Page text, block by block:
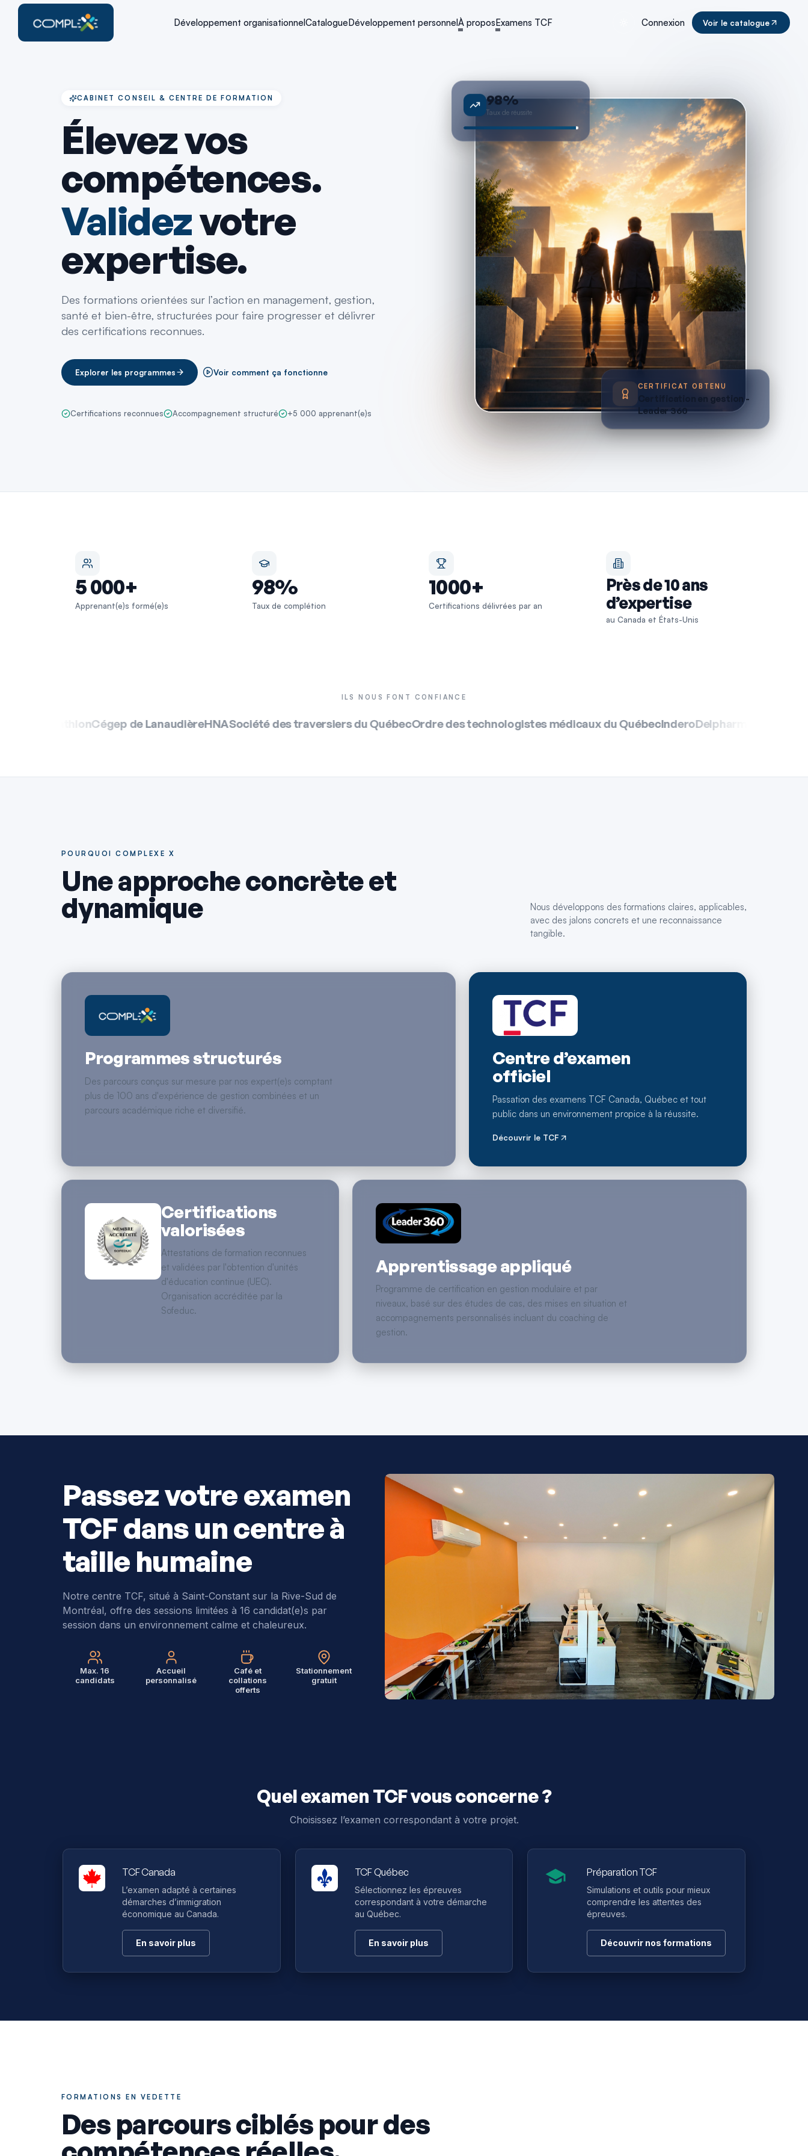
Développement organisationnelCatalogueDéveloppement personnelÀ proposExamens TCF Connexion Voir le catalogue
CABINET CONSEIL & CENTRE DE FORMATION
Élevez vos
compétences.
Validezvotre
expertise.
Des formations orientées sur l’action en management, gestion,
santé et bien-être, structurées pour faire progresser et délivrer
des certifications reconnues.
Explorer les programmes Voir comment ça fonctionne
Certifications reconnues Accompagnement structuré +5 000 apprenant(e)s
98%
Taux de réussite
CERTIFICAT OBTENU
Certification en gestion -
Leader 360
5 000+
Apprenant(e)s formé(e)s
98%
Taux de complétion
1000+
Certifications délivrées par an
Près de 10 ans
d’expertise
au Canada et États-Unis
ILS NOUS FONT CONFIANCE
HNASociété des traversiers du QuébecOrdre des technologistes médicaux du QuébecInderoDelpharmCorflexCosiorHarnois Énergies
POURQUOI COMPLEXE X
Une approche concrète et
dynamique
Nous développons des formations claires, applicables,
avec des jalons concrets et une reconnaissance
tangible.
Programmes structurés
Des parcours conçus sur mesure par nos expert(e)s comptant
plus de 100 ans d'expérience de gestion combinées et un
parcours académique riche et diversifié.
Centre d’examen
officiel
Passation des examens TCF Canada, Québec et tout
public dans un environnement propice à la réussite.
Découvrir le TCF
Certifications
valorisées
Attestations de formation reconnues
et validées par l'obtention d'unités
d'éducation continue (UEC).
Organisation accréditée par la
Sofeduc.
Apprentissage appliqué
Programme de certification en gestion modulaire et par
niveaux, basé sur des études de cas, des mises en situation et
accompagnements personnalisés incluant du coaching de
gestion.
Passez votre examen
TCF dans un centre à
taille humaine
Notre centre TCF, situé à Saint-Constant sur la Rive-Sud de
Montréal, offre des sessions limitées à 16 candidat(e)s par
session dans un environnement calme et chaleureux.
Max. 16
candidats
Accueil
personnalisé
Café et
collations
offerts
Stationnement
gratuit
Quel examen TCF vous concerne ?
Choisissez l’examen correspondant à votre projet.
TCF Canada
L’examen adapté à certaines
démarches d’immigration
économique au Canada.
En savoir plus
TCF Québec
Sélectionnez les épreuves
correspondant à votre démarche
au Québec.
En savoir plus
Préparation TCF
Simulations et outils pour mieux
comprendre les attentes des
épreuves.
Découvrir nos formations
FORMATIONS EN VEDETTE
Des parcours ciblés pour des